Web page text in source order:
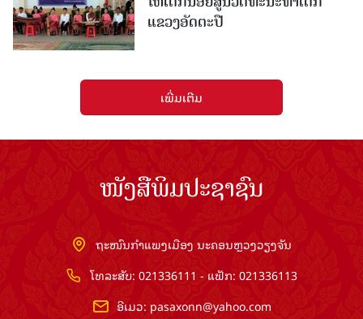
ແຂວງອັດຕະປື
ເພີ່ມເຕີມ
ໜັງສືພິມປະຊາຊົນ
ຖະໜົນກຳແພງເມືອງ ນະຄອນຫຼວງວຽງຈັນ
ໂທລະສັບ: 021336111 - ແຟັກ: 021336113
ອີເມວ: pasaxonn@yahoo.com